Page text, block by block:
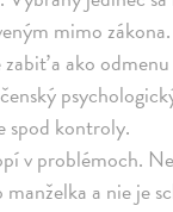
mimo
a ako
spod kontroly.
v problémoch.
a nie je